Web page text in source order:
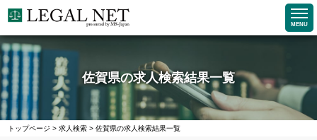
MENU
佐賀県の求人検索結果一覧
トップページ >求人検索 >佐賀県の求人検索結果一覧